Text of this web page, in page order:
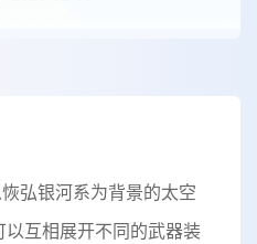
弘银河系为背景的太空
互相展开不同的武器装